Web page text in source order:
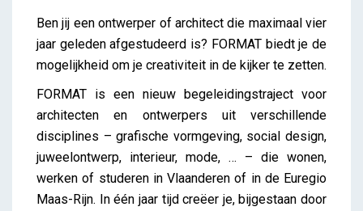
FORMAT 2019 – voor jong talent
Lieve Drooghmans
Ben jij een ontwerper of architect die maximaal vier
jaar geleden afgestudeerd is? FORMAT biedt je de
mogelijkheid om je creativiteit in de kijker te zetten.
FORMAT is een nieuw begeleidingstraject voor
architecten en ontwerpers uit verschillende
disciplines – grafische vormgeving, social design,
juweelontwerp, interieur, mode, … – die wonen,
werken of studeren in Vlaanderen of in de Euregio
Maas-Rijn. In één jaar tijd creëer je, bijgestaan door